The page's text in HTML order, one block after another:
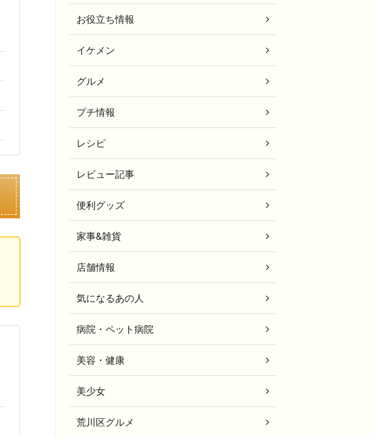
お役立ち情報
イケメン
グルメ
プチ情報
レシピ
レビュー記事
便利グッズ
家事&雑貨
店舗情報
気になるあの人
病院・ペット病院
美容・健康
美少女
荒川区グルメ